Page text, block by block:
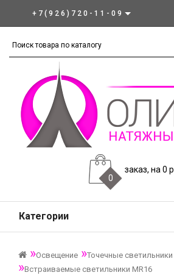
+7(926)720-11-09
0
заказ, на 0 р.
Категории
Освещение
Точечные светильники
Встраиваемые светильники MR16